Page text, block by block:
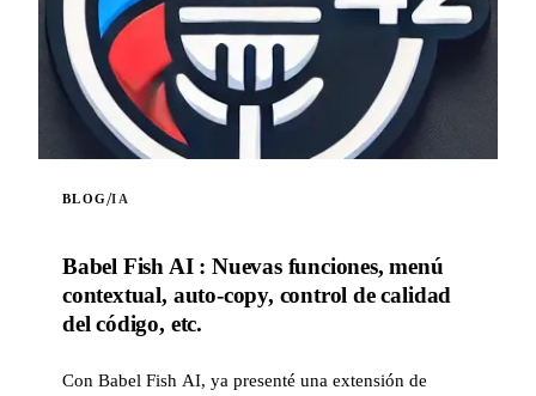
BLOG/IA
Babel Fish AI : Nuevas funciones, menú
contextual, auto-copy, control de calidad
del código, etc.
Con Babel Fish AI, ya presenté una extensión de